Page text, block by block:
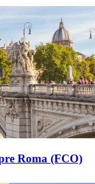
Roma (FCO)